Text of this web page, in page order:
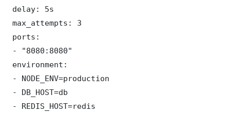
delay: 5s
max_attempts: 3
ports:
- "8080:8080"
environment:
- NODE_ENV=production
- DB_HOST=db
- REDIS_HOST=redis